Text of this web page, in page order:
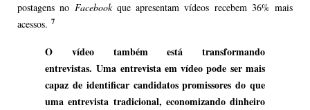
postagens no Facebookque apresentam vídeos recebem 36% mais
acessos. 7
O vídeo também está transformando
entrevistas. Uma entrevista em vídeo pode ser mais
capaz de identificar candidatos promissores do que
uma entrevista tradicional, economizando dinheiro